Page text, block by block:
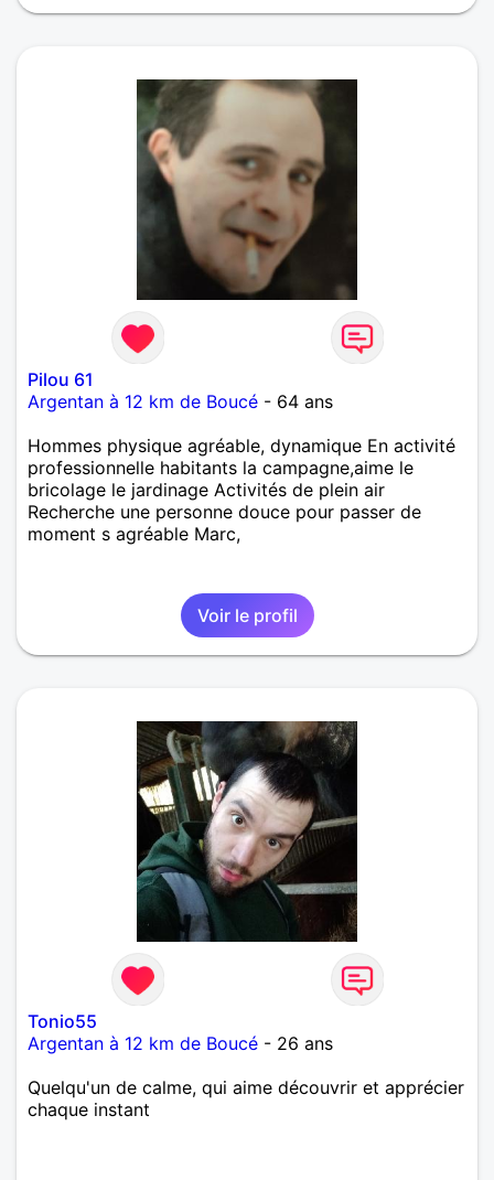
Pilou 61
Argentan à 12 km de Boucé - 64 ans
Hommes physique agréable, dynamique En activité
professionnelle habitants la campagne,aime le
bricolage le jardinage Activités de plein air
Recherche une personne douce pour passer de
moment s agréable Marc,
Voir le profil
Tonio55
Argentan à 12 km de Boucé - 26 ans
Quelqu'un de calme, qui aime découvrir et apprécier
chaque instant